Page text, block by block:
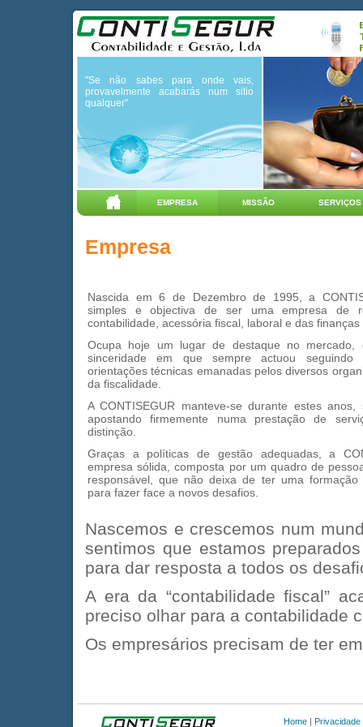
"Se não sabes para onde vais,
provavelmente acabarás num sitio
qualquer"
EMPRESA MISSÃO SERVIÇOS
Empresa
Nascida em 6 de Dezembro de 1995, a
simples e objectiva de ser uma empresa de
contabilidade, acessória fiscal, laboral e das
Ocupa hoje um lugar de destaque no
sinceridade em que sempre actuou
orientações técnicas emanadas pelos diversos
da fiscalidade.
A CONTISEGUR manteve-se durante estes
apostando firmemente numa prestação de
distinção.
Graças a políticas de gestão adequadas, a
empresa sólida, composta por um quadro de
responsável, que não deixa de ter uma formação
para fazer face a novos desafios.
Nascemos e crescemos num
sentimos que estamos
para dar resposta a todos os
A era da “contabilidade fiscal”
preciso olhar para a contabilidade
Os empresários precisam de ter
Home| Privacidade